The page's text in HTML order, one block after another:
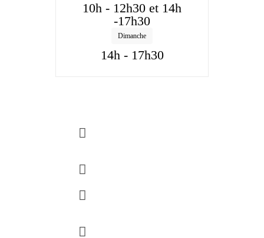
10h - 12h30 et 14h
-17h30
Dimanche
14h - 17h30